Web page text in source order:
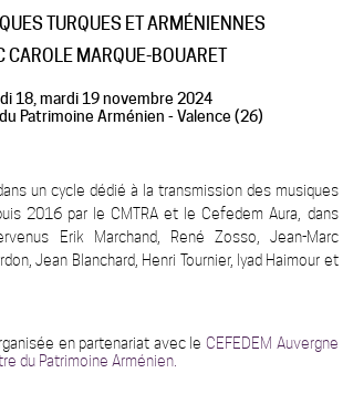
TURQUES ET ARMÉNIENNES
CAROLE MARQUE-BOUARET
18, mardi 19 novembre 2024
Patrimoine Arménien - Valence (26)
un cycle dédié à la transmission des musiques
2016 par le CMTRA et le Cefedem Aura, dans
Erik Marchand, René Zosso, Jean-Marc
Jean Blanchard, Henri Tournier, Iyad Haimour et
en partenariat avec le CEFEDEM Auvergne
du Patrimoine Arménien.